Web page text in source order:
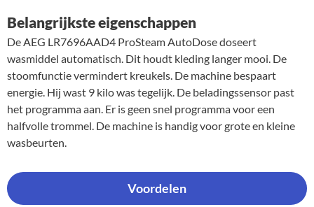
Belangrijkste eigenschappen
De AEG LR7696AAD4 ProSteam AutoDose doseert
wasmiddel automatisch. Dit houdt kleding langer mooi. De
stoomfunctie vermindert kreukels. De machine bespaart
energie. Hij wast 9 kilo was tegelijk. De beladingssensor past
het programma aan. Er is geen snel programma voor een
halfvolle trommel. De machine is handig voor grote en kleine
wasbeurten.
Voordelen